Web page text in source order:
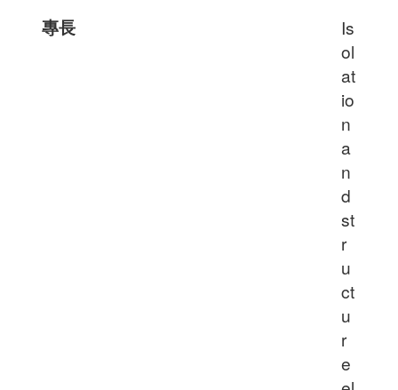
專長
Is
ol
at
io
n
a
n
d
st
r
u
ct
u
r
e